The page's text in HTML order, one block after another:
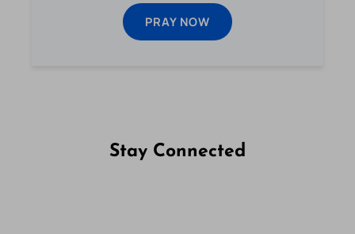
PRAY NOW
Stay Connected